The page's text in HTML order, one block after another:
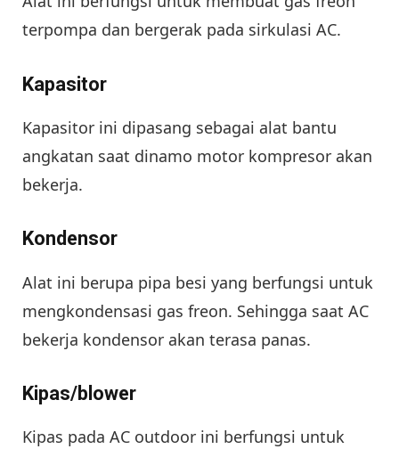
terpompa dan bergerak pada sirkulasi AC.
Kapasitor
Kapasitor ini dipasang sebagai alat bantu
angkatan saat dinamo motor kompresor akan
bekerja.
Kondensor
Alat ini berupa pipa besi yang berfungsi untuk
mengkondensasi gas freon. Sehingga saat AC
bekerja kondensor akan terasa panas.
Kipas/blower
Kipas pada AC outdoor ini berfungsi untuk